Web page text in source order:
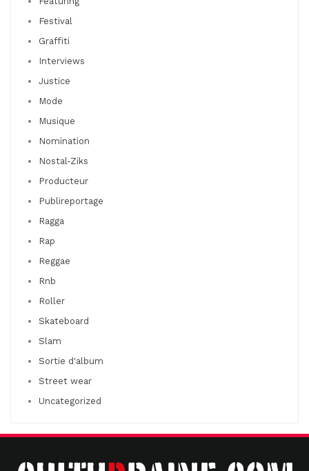
Festival
Graffiti
Interviews
Justice
Mode
Musique
Nomination
Nostal-Ziks
Producteur
Publireportage
Ragga
Rap
Reggae
Rnb
Roller
Skateboard
Slam
Sortie d'album
Street wear
Uncategorized